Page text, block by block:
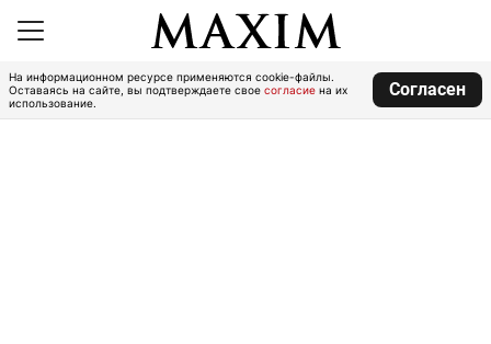
На информационном ресурсе применяются cookie-файлы.
Оставаясь на сайте, вы подтверждаете свое согласие на их
использование.
Согласен